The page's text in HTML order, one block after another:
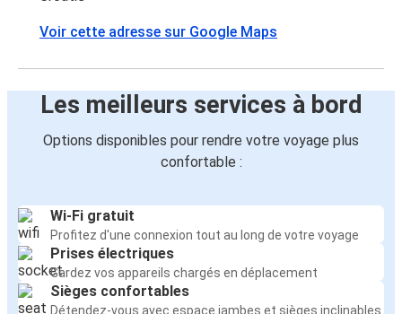
Voir cette adresse sur Google Maps
Les meilleurs services à bord
Options disponibles pour rendre votre voyage plus
confortable :
Wi-Fi gratuit
Profitez d'une connexion tout au long de votre voyage
Prises électriques
Gardez vos appareils chargés en déplacement
Sièges confortables
Détendez-vous avec espace jambes et sièges inclinables